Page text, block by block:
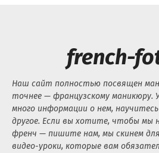
french-
Наш сайт полностью посвящен
точнее — французскому маникюру.
много информации о нем,
другое. Если вы хотите, чтобы мы
френч — пишите нам, мы скинем
видео-уроки, которые вам